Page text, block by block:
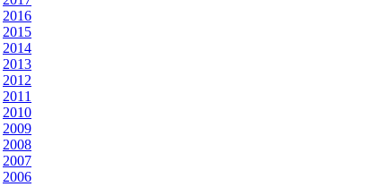
2016
2015
2014
2013
2012
2011
2010
2009
2008
2007
2006